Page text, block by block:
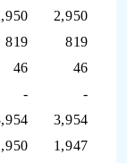
2,950
819
819
46
46
-
-
3,954
1,947